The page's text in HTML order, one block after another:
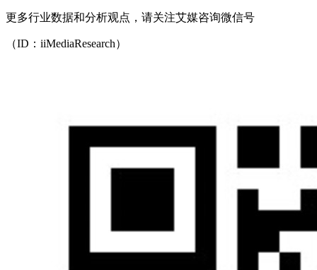
更多行业数据和分析观点，请关注艾媒咨询微信号
（ID：iiMediaResearch）